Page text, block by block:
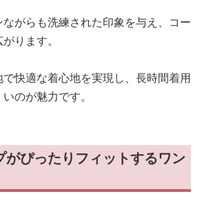
がらも洗練された印象を与え、コー
ります。
快適な着心地を実現し、長時間着用
のが魅力です。
がぴったりフィットするワン